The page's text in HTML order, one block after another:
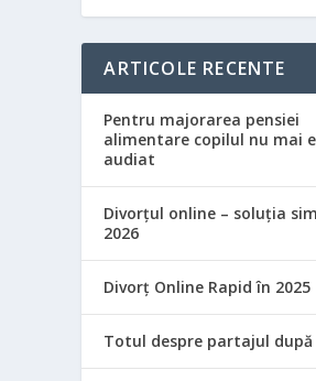
ARTICOLE RECENTE
Pentru majorarea pensiei
alimentare copilul nu mai
audiat
Divorțul online – soluția
2026
Divorț Online Rapid în 2025
Totul despre partajul